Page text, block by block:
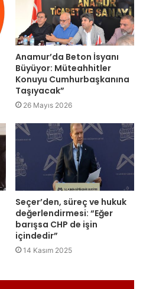
Anamur’da Beton İsyanı
Büyüyor: Müteahhitler
Konuyu Cumhurbaşkanına
Taşıyacak”
26 Mayıs 2026
Seçer’den, süreç ve hukuk
değerlendirmesi: “Eğer
barışsa CHP de işin
içindedir”
14 Kasım 2025